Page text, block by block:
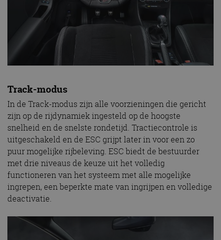
Track-modus
In de Track-modus zijn alle voorzieningen die gericht
zijn op de rijdynamiek ingesteld op de hoogste
snelheid en de snelste rondetijd. Tractiecontrole is
uitgeschakeld en de ESC grijpt later in voor een zo
puur mogelijke rijbeleving. ESC biedt de bestuurder
met drie niveaus de keuze uit het volledig
functioneren van het systeem met alle mogelijke
ingrepen, een beperkte mate van ingrijpen en volledige
deactivatie.